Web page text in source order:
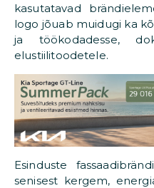
kasutatavad
logo jõuab muidugi ka
ja töökodadesse,
elustiilitoodetele.
Esinduste
senisest kergem,